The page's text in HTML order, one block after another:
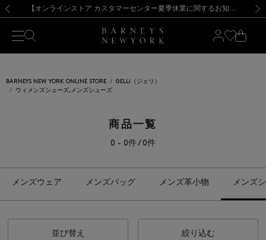
新規登録のお客様も対象！＜MY BARNEYS＞会員のお客様は11,000円（税込）以上のお買上げで常時送料無料！お買い物の際は会員登録を！
【夏季休業に伴う出荷一時停止のお知らせ】(2026.8.7) 【オンラインストア カスタマーセンター夏季休業に関するお知らせ】（2026.8.7）
【夏季休業に伴う返品・交換承り一時停止のお知らせ】（2026.8.5）
熊本県を中心とした地震の影響によるお荷物のお届けについて
【開催中】SUMMER SALEのご案内・ご注意事項 新規登録のお客様も対象！＜MY BARNEYS＞会員のお客様は11,000円（税込）以上のお買上げで常時送料無料！お買い物の際は会員登録を！
【夏季休業に伴う出荷一時停止のお知らせ】(2026.8.7)
BARNEYS NEW YORK ONLINE STORE
GELLI（ジェリ）
ウィメンズシューズ,メンズシューズ
商品一覧
0 - 0件 / 0件
メンズウェア メンズバッグ メンズ革小物 メンズ
並び替え 絞り込む